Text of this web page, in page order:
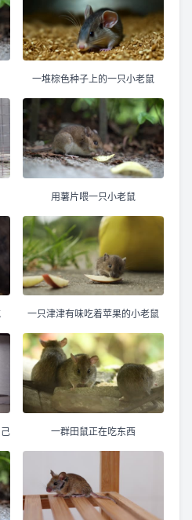
一堆棕色种子上的一只小老鼠
用薯片喂一只小老鼠
一只津津有味吃着苹果的小老鼠
一群田鼠正在吃东西